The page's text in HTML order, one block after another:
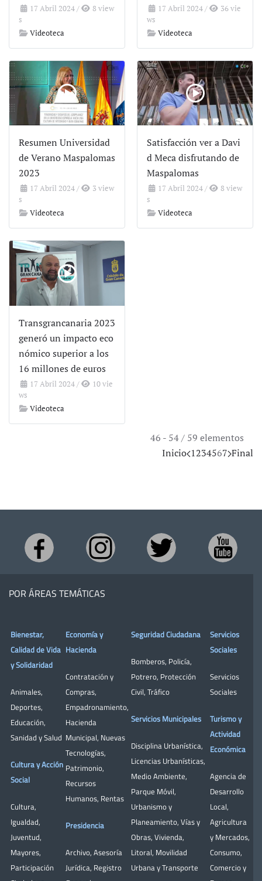
17 Abril 2024 /
8 view
s
Videoteca
17 Abril 2024 /
36 vie
ws
Videoteca
Resumen Universidad
de Verano Maspalomas
2023
17 Abril 2024/
3 view
s
Videoteca
Satisfacción ver a Davi
d Meca disfrutando de
Maspalomas
17 Abril 2024/
8 view
s
Videoteca
Transgrancanaria 2023
generó un impacto eco
nómico superior a los
16 millones de euros
17 Abril 2024/
10 vie
ws
Videoteca
46 - 54 / 59 elementos
Inicio 1234567 Final
POR ÁREAS TEMÁTICAS
Bienestar,
Calidad de Vida
y Solidaridad
Animales,
Deportes,
Educación,
Sanidad y Salud
Cultura y Acción
Social
Cultura,
Igualdad,
Juventud,
Mayores,
Participación
Economía y
Hacienda
Contratación y
Compras,
Empadronamiento,
Hacienda
Municipal, Nuevas
Tecnologías,
Patrimonio,
Recursos
Humanos, Rentas
Presidencia
Archivo, Asesoría
Jurídica, Registro
Seguridad Ciudadana
Bomberos, Policía,
Potrero, Protección
Civil, Tráfico
Servicios Municipales
Disciplina Urbanística,
Licencias Urbanísticas,
Medio Ambiente,
Parque Móvil,
Urbanismo y
Planeamiento, Vías y
Obras, Vivienda,
Litoral, Movilidad
Urbana y Transporte
Servicios
Sociales
Servicios
Sociales
Turismo y
Actividad
Económica
Agencia de
Desarrollo
Local,
Agricultura
y Mercados,
Consumo,
Comercio y